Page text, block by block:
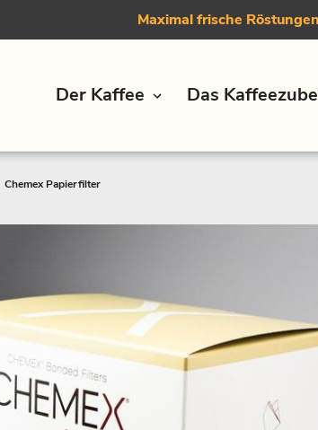
Maximal frische
Der Kaffee Das
Chemex Papierfilter